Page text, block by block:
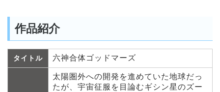
作品紹介
タイトル 六神合体ゴッドマーズ
太陽圏外への開発を進めていた地球だっ
たが、宇宙征服を目論むギシン星のズー